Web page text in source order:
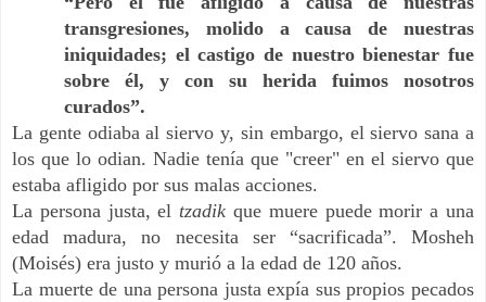
transgresiones, molido a causa de nuestras
iniquidades; el castigo de nuestro bienestar fue
sobre él, y con su herida fuimos nosotros
curados”.
La gente odiaba al siervo y, sin embargo, el siervo sana a
los que lo odian. Nadie tenía que "creer" en el siervo que
estaba afligido por sus malas acciones.
La persona justa, el tzadik que muere puede morir a una
edad madura, no necesita ser “sacrificada”. Mosheh
(Moisés) era justo y murió a la edad de 120 años.
La muerte de una persona justa expía sus propios pecados